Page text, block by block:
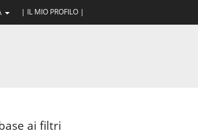
| IL MIO PROFILO |
ai filtri